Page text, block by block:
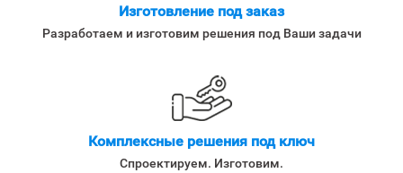
Изготовление под заказ
Разработаем и изготовим решения под Ваши задачи
Комплексные решения под ключ
Спроектируем. Изготовим.